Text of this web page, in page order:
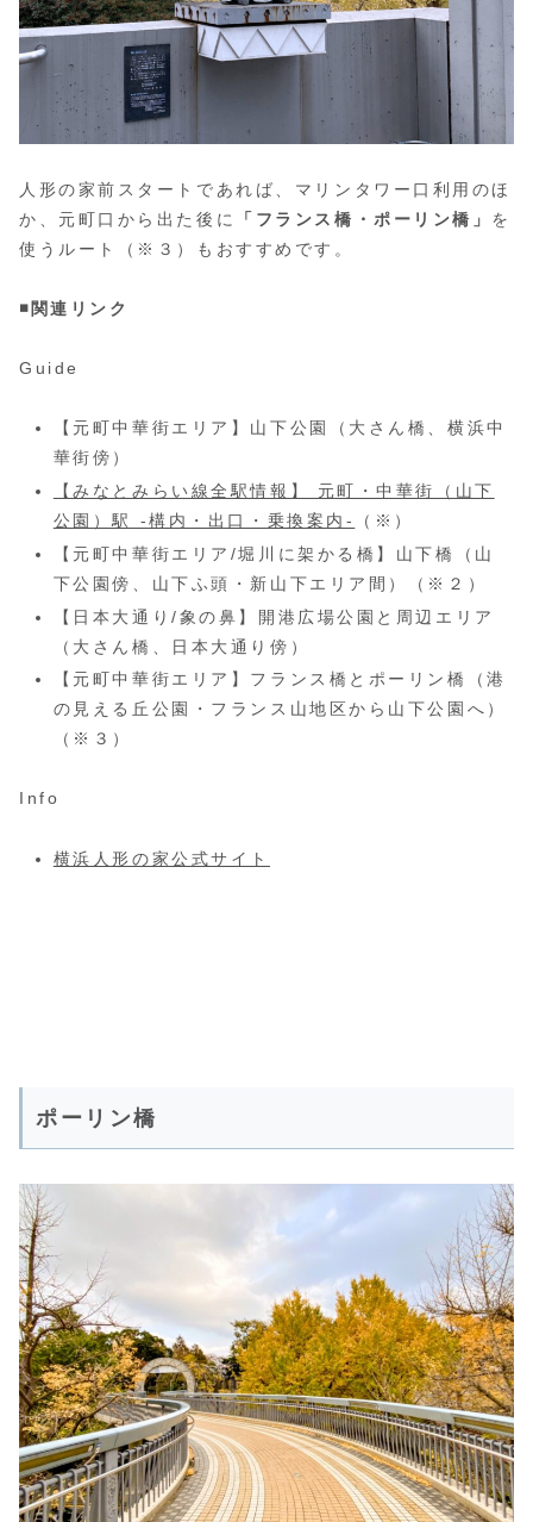
人形の家前スタートであれば、マリンタワー口利用のほ
か、元町口から出た後に
「フランス橋・ポーリン橋」 を
使うルート（※３）もおすすめです。
◾️関連リンク
Guide
【元町中華街エリア】山下公園（大さん橋、横浜中
華街傍）
【みなとみらい線全駅情報】 元町・中華街（山下
公園）駅 -構内・出口・乗換案内-
（※）
【元町中華街エリア/堀川に架かる橋】山下橋（山
下公園傍、山下ふ頭・新山下エリア間）（※２）
【日本大通り/象の鼻】開港広場公園と周辺エリア
（大さん橋、日本大通り傍）
【元町中華街エリア】フランス橋とポーリン橋（港
の見える丘公園・フランス山地区から山下公園へ）
（※３）
Info
横浜人形の家公式サイト
ポーリン橋